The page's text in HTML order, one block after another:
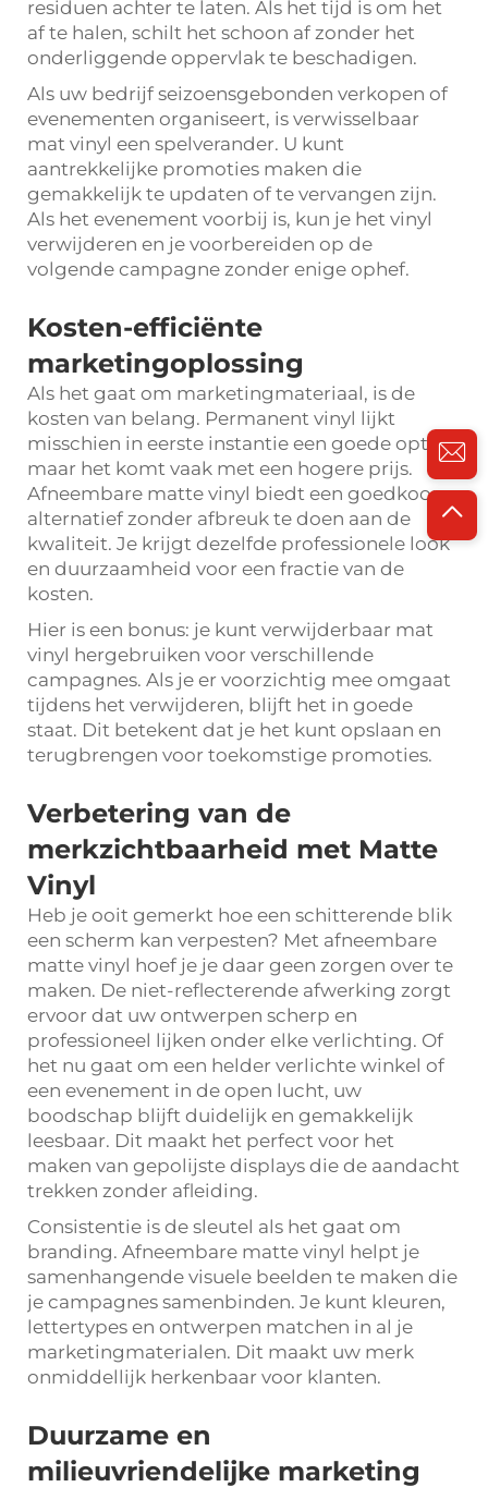
residuen achter te laten. Als het tijd is om het
af te halen, schilt het schoon af zonder het
onderliggende oppervlak te beschadigen.
Als uw bedrijf seizoensgebonden verkopen of
evenementen organiseert, is verwisselbaar
mat vinyl een spelverander. U kunt
aantrekkelijke promoties maken die
gemakkelijk te updaten of te vervangen zijn.
Als het evenement voorbij is, kun je het vinyl
verwijderen en je voorbereiden op de
volgende campagne zonder enige ophef.
Kosten-efficiënte
marketingoplossing
Als het gaat om marketingmateriaal, is de
kosten van belang. Permanent vinyl lijkt
misschien in eerste instantie een goede optie,
maar het komt vaak met een hogere prijs.
Afneembare matte vinyl biedt een goedkoop
alternatief zonder afbreuk te doen aan de
kwaliteit. Je krijgt dezelfde professionele look
en duurzaamheid voor een fractie van de
kosten.
Hier is een bonus: je kunt verwijderbaar mat
vinyl hergebruiken voor verschillende
campagnes. Als je er voorzichtig mee omgaat
tijdens het verwijderen, blijft het in goede
staat. Dit betekent dat je het kunt opslaan en
terugbrengen voor toekomstige promoties.
Verbetering van de
merkzichtbaarheid met Matte
Vinyl
Heb je ooit gemerkt hoe een schitterende blik
een scherm kan verpesten? Met afneembare
matte vinyl hoef je je daar geen zorgen over te
maken. De niet-reflecterende afwerking zorgt
ervoor dat uw ontwerpen scherp en
professioneel lijken onder elke verlichting. Of
het nu gaat om een helder verlichte winkel of
een evenement in de open lucht, uw
boodschap blijft duidelijk en gemakkelijk
leesbaar. Dit maakt het perfect voor het
maken van gepolijste displays die de aandacht
trekken zonder afleiding.
Consistentie is de sleutel als het gaat om
branding. Afneembare matte vinyl helpt je
samenhangende visuele beelden te maken die
je campagnes samenbinden. Je kunt kleuren,
lettertypes en ontwerpen matchen in al je
marketingmaterialen. Dit maakt uw merk
onmiddellijk herkenbaar voor klanten.
Duurzame en
milieuvriendelijke marketing